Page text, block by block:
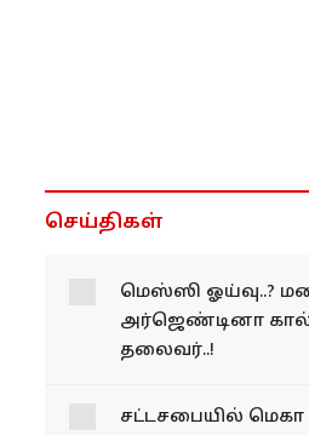
செய்திகள்
மெஸ்ஸி ஓய்வு..?
அர்ஜெண்டினா
தலைவர்..!
சட்டசபையில் மெகா